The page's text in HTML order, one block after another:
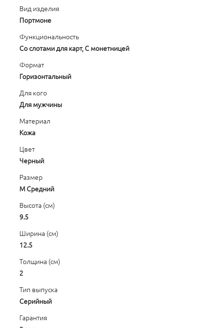
Вид изделия
Портмоне
Функциональность
Со слотами для карт, С монетницей
Формат
Горизонтальный
Для кого
Для мужчины
Материал
Кожа
Цвет
Черный
Размер
M Средний
Высота (см)
9.5
Ширина (см)
12.5
Толщина (см)
2
Тип выпуска
Серийный
Гарантия